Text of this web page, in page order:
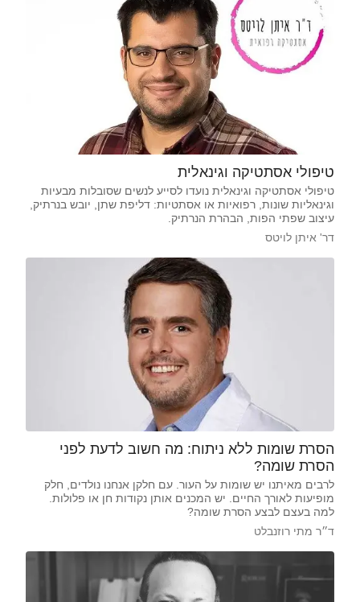
טיפולי אסתטיקה וגינאלית
טיפולי אסתטיקה וגינאלית נועדו לסייע לנשים שסובלות מבעיות
וגינאליות שונות, רפואיות או אסתטיות: דליפת שתן, יובש בנרתיק,
עיצוב שפתי הפות, הבהרת הנרתיק.
דר' איתן לויטס
הסרת שומות ללא ניתוח: מה חשוב לדעת לפני
הסרת שומה?
לרבים מאיתנו יש שומות על העור. עם חלקן אנחנו נולדים, חלק
מופיעות לאורך החיים. יש המכנים אותן נקודות חן או פלולות.
למה בעצם לבצע הסרת שומה?
ד״ר מתי רוזנבלט